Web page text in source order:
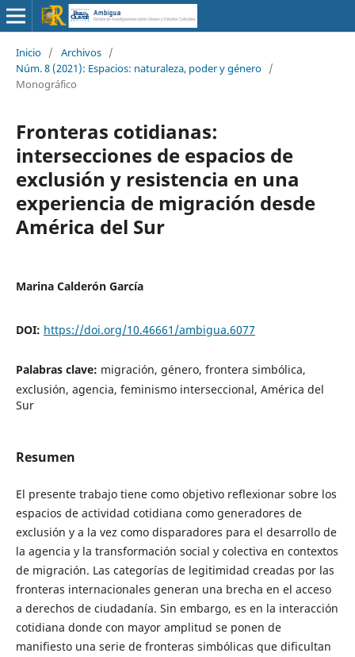
Inicio / Archivos /
Núm. 8 (2021): Espacios: naturaleza, poder y género /
Monográfico
Fronteras cotidianas:
intersecciones de espacios de
exclusión y resistencia en una
experiencia de migración desde
América del Sur
Marina Calderón García
DOI: https://doi.org/10.46661/ambigua.6077
Palabras clave: migración, género, frontera simbólica,
exclusión, agencia, feminismo interseccional, América del
Sur
Resumen
El presente trabajo tiene como objetivo reflexionar sobre los
espacios de actividad cotidiana como generadores de
exclusión y a la vez como disparadores para el desarrollo de
la agencia y la transformación social y colectiva en contextos
de migración. Las categorías de legitimidad creadas por las
fronteras internacionales generan una brecha en el acceso
a derechos de ciudadanía. Sin embargo, es en la interacción
cotidiana donde con mayor amplitud se ponen de
manifiesto una serie de fronteras simbólicas que dificultan